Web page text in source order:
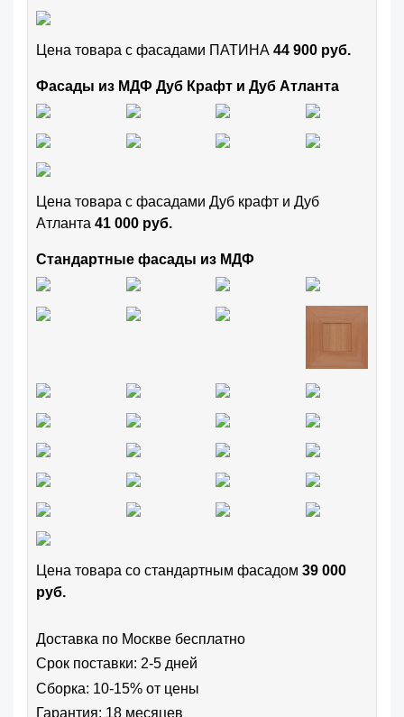
Цена товара с фасадами ПАТИНА 44 900 руб.
Фасады из МДФ Дуб Крафт и Дуб Атланта
Цена товара с фасадами Дуб крафт и Дуб
Атланта 41 000 руб.
Стандартные фасады из МДФ
Цена товара cо стандартным фасадом 39 000
руб.
Доставка по Москве бесплатно
Срок поставки: 2-5 дней
Сборка: 10-15% от цены
Гарантия: 18 месяцев